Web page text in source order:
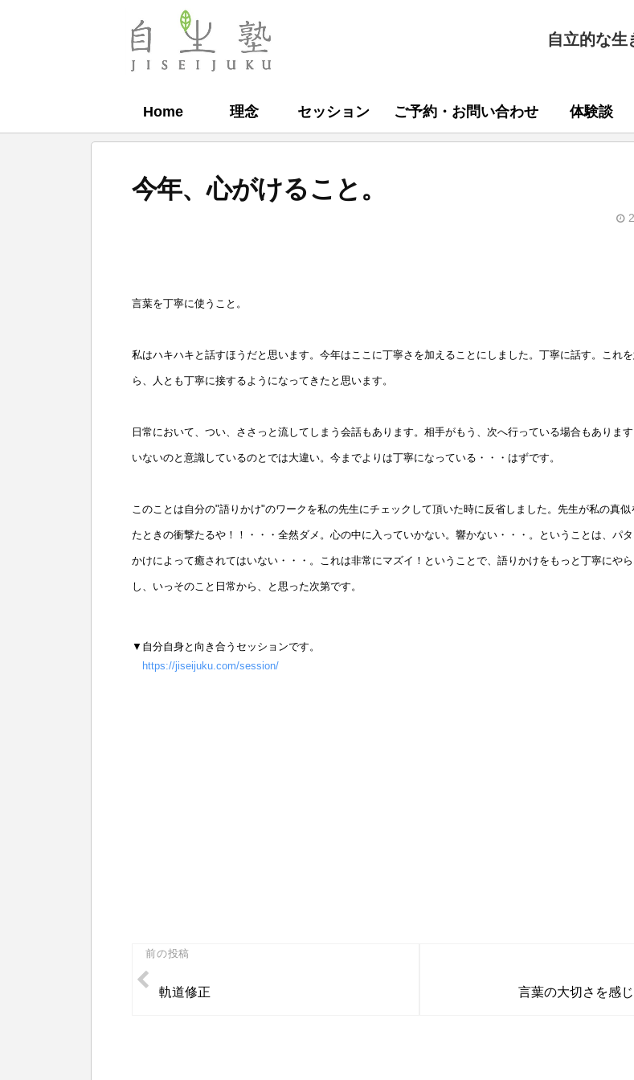
自
自立的な生
Home 理念 セッション ご予約・お問い合わせ 体験談
今年、心がけること。
生
言葉を丁寧に使うこと。
私はハキハキと話すほうだと思います。今年はここに丁寧さを加えることにしました。丁寧に話す。これ
ら、人とも丁寧に接するようになってきたと思います。
日常において、つい、ささっと流してしまう会話もあります。相手がもう、次へ行っている場合もありま
いないのと意識しているのとでは大違い。今までよりは丁寧になっている・・・はずです。
このことは自分の"語りかけ"のワークを私の先生にチェックして頂いた時に反省しました。先生が私の真似
たときの衝撃たるや！！・・・全然ダメ。心の中に入っていかない。響かない・・・。ということは、パ
かけによって癒されてはいない・・・。これは非常にマズイ！ということで、語りかけをもっと丁寧にや
し、いっそのこと日常から、と思った次第です。
▼自分自身と向き合うセッションです。
https://jiseijuku.com/session/
投
稿
前の投稿
軌道修正 言葉の大切さを感